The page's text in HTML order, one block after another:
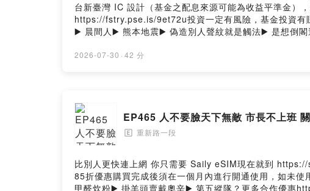
台新臺灣 IC 設計（基金之配息來源可能為收益平準金）
https://fstry.pse.is/9et72u投資一定有風險，基金投資
▶️ 晨間人▶️ 熊本地震▶️ 偽造別人聲紋就是觸法▶️ 是想倒
https://clicsolps01uy01q64fyi28c7.firstory.io/join留言
2026-07-30 · 42 分
EP465 人不要臉天下無敵 市長不上班
🄴 重新路一段
比別人更快連上網 你只需要 Saily eSIM現在就到
85折優惠購買完成後須在一個月內進行開通使用，如未
甲醛炊粉▶️ 掛羊頭賣戴奧辛▶️ 第五縱隊？更多合作優惠